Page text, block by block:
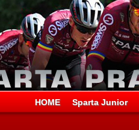
HOME Sparta Junior